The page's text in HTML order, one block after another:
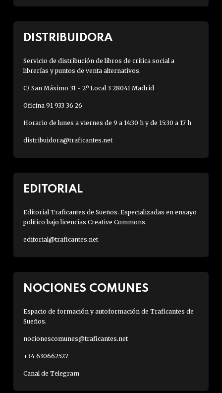
DISTRIBUIDORA
Servicio de distribución de libros de crítica social a
librerías y puntos de venta alternativos.
C/ San Máximo 31 - 2º Local 3 28041 Madrid
Oficina 91 933 36 26
Horario de lunes a viernes de 9 a 14:30 h y de 15:30 a 17 h
distribuidora@traficantes.net
EDITORIAL
Editorial Traficantes de Sueños. Especializadas en ensayo
político bajo licencias Creative Commons.
editorial@traficantes.net
NOCIONES COMUNES
Espacio de formación y autoformación de Traficantes de
Sueños.
nocionescomunes@traficantes.net
+34 630662527
Canal de Telegram